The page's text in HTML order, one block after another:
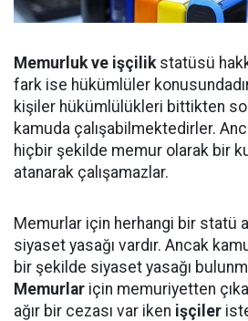
Memurluk ve işçilik statüsü
fark ise hükümlüler
kişiler hükümlülükleri bittikten
kamuda çalışabilmektedirler.
hiçbir şekilde memur olarak bir
atanarak çalışamazlar.
Memurlar için herhangi bir statü
siyaset yasağı vardır. Ancak
bir şekilde siyaset yasağı
Memurlar için memuriyetten
ağır bir cezası var iken işçiler